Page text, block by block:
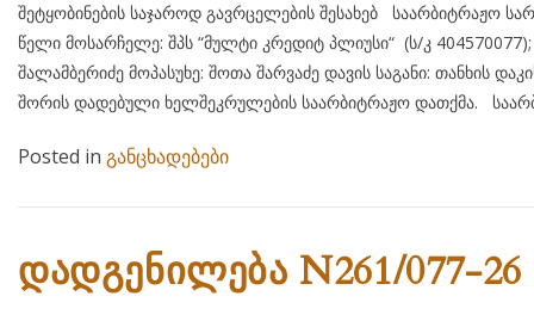
შეტყობინების საჯაროდ გავრცელების შესახებ საარბიტრაჟო
წელი მოსარჩელე: შპს “მულტი კრედიტ პლიუსი“ (ს/კ
შალამბერიძე მოპასუხე: შოთა შარვაძე დავის საგანი: თანხის
შორის დადებული ხელშეკრულების საარბიტრაჟო დათქმა.
Posted in განცხადებები
დადგენილება N261/077-26